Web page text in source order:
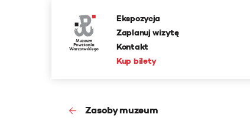
Ekspozycja
Zaplanuj wizytę
Kontakt
Kup bilety
Zasoby muzeum